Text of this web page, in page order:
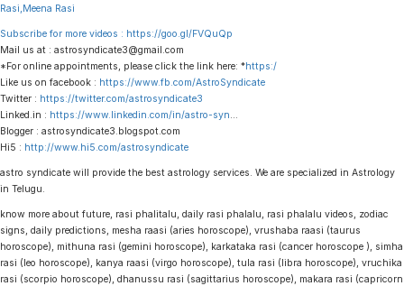
Rasi,Meena Rasi
Subscribe for more videos : https://goo.gl/FVQuQp
Mail us at : astrosyndicate3@gmail.com
*For online appointments, please click the link here: *https:/
Like us on facebook : https://www.fb.com/AstroSyndicate
Twitter : https://twitter.com/astrosyndicate3
Linked.in : https://www.linkedin.com/in/astro-syn
Blogger : astrosyndicate3.blogspot.com
Hi5 : http://www.hi5.com/astrosyndicate
astro syndicate will provide the best astrology services. We are specialized in Astrology
in Telugu.
know more about future, rasi phalitalu, daily rasi phalalu, rasi phalalu videos, zodiac
signs, daily predictions, mesha raasi (aries horoscope), vrushaba raasi (taurus
horoscope), mithuna rasi (gemini horoscope), karkataka rasi (cancer horoscope ), simha
rasi (leo horoscope), kanya raasi (virgo horoscope), tula rasi (libra horoscope), vruchika
rasi (scorpio horoscope), dhanussu rasi (sagittarius horoscope), makara rasi (capricorn